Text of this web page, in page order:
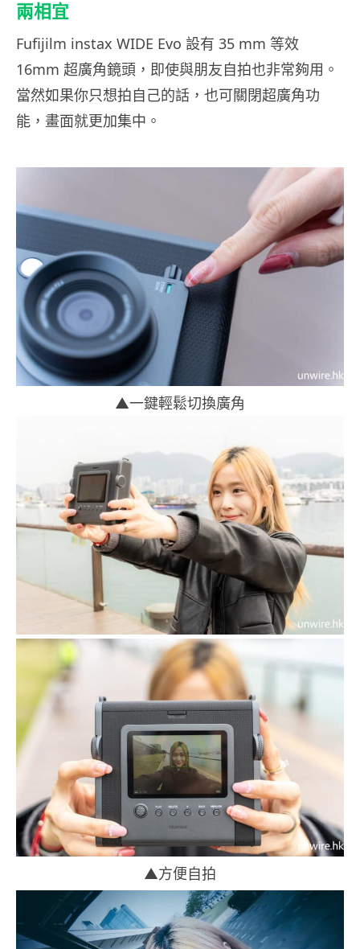
兩相宜
Fufijilm instax WIDE Evo 設有 35 mm 等效
16mm 超廣角鏡頭，即使與朋友自拍也非常夠用。
當然如果你只想拍自己的話，也可關閉超廣角功
能，畫面就更加集中。
▲一鍵輕鬆切換廣角
▲方便自拍